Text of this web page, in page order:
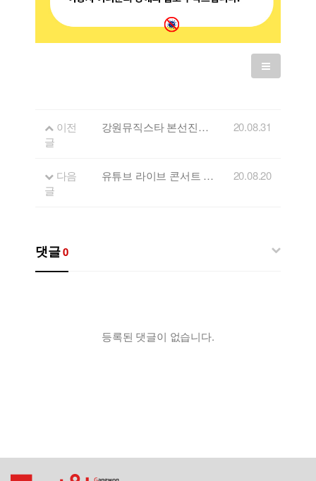
이전
글
강원뮤직스타 본선진출자 결과발표 20.08.31
다음
글
유튜브 라이브 콘서트 'FLL' 아홉번째 게스트 - 어쿠스틱 밴드 '미딴놈들' 20.08.20
댓글0
등록된 댓글이 없습니다.